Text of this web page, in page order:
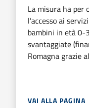
La misura ha per
l’accesso ai
bambini in età 0-
svantaggiate
Romagna grazie
VAI ALLA PAGINA